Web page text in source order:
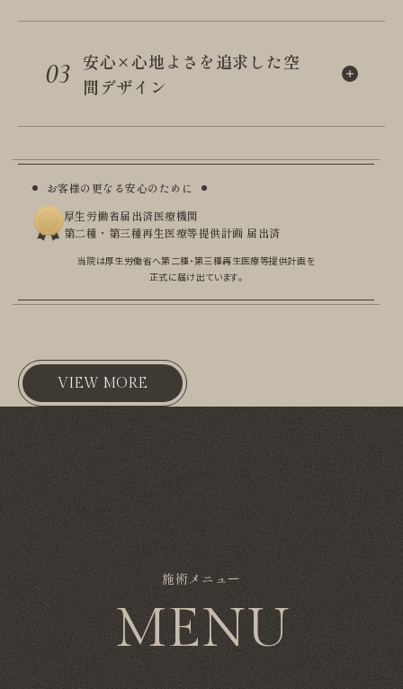
お客様の更なる安心のために
厚生労働省届出済医療機関
第二種・第三種再生医療等提供計画 届出済
当院は厚生労働省へ第二種・第三種再生医療等提供計画を
正式に届け出ています。
VIEW MORE
03 安心×心地よさを追求した空
間デザイン
施術メニュー
MENU